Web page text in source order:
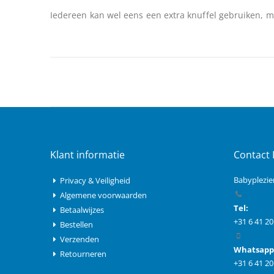
van
Iedereen kan wel eens een extra knuffel gebruiken,
Klant informatie
Privacy & Veiligheid
Algemene voorwaarden
Betaalwijzes
Bestellen
Verzenden
Retourneren
Contact
Tel:
+31 6 41
+31 6 41